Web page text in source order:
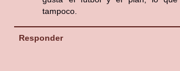
tampoco.
Responder